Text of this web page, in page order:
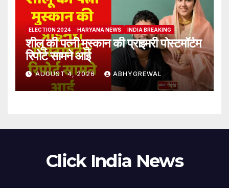
ELECTION 2024 HARYANA NEWS INDIA BREAKING
शीलू की पत्नी मुस्कान की प्राइमरी पोस्टमॉर्टम
रिपोर्ट सामने आई
AUGUST 4, 2026 ABHYGREWAL
Click India News